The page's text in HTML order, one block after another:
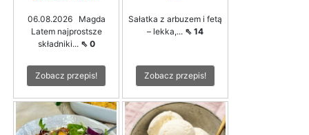
06.08.2026 Magda
Latem najprostsze
składniki... ⇖ 0
Zobacz przepis!
Sałatka z arbuzem i fetą
– lekka,... ⇖ 14
Zobacz przepis!